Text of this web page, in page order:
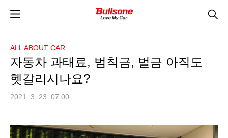
ALL ABOUT CAR
자동차 과태료, 범칙금, 벌금 아직도
헷갈리시나요?
2021. 3. 23. 07:00